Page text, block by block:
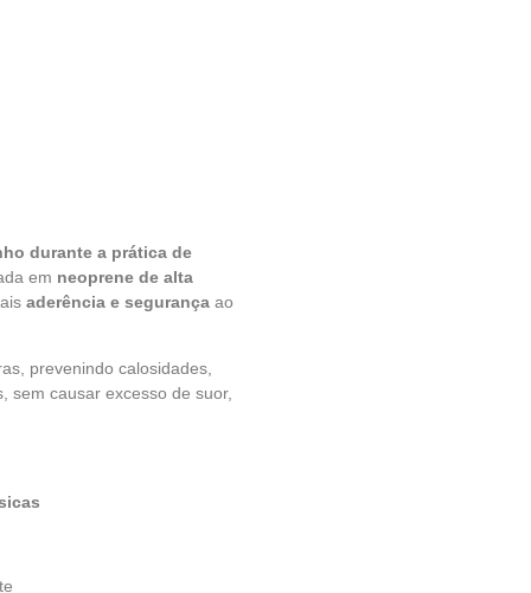
durante a prática de
em neoprene de alta
aderência e segurançaao
prevenindo calosidades,
sem causar excesso de suor,